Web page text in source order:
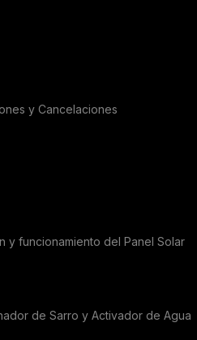
y Cancelaciones
y funcionamiento del Panel Solar
de Sarro y Activador de Agua